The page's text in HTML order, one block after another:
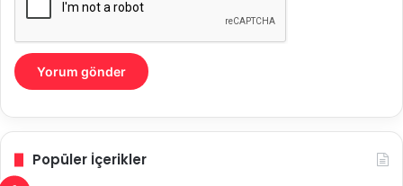
Popüler İçerikler